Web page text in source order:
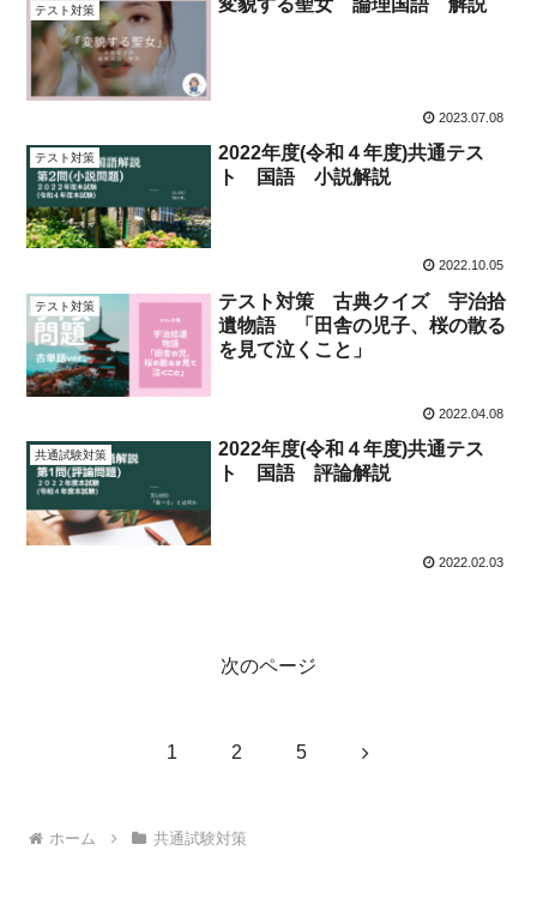
テスト対策 変貌する聖女 論理国語 解説
2023.07.08
テスト対策
2022年度(令和４年度)共通テス
ト 国語 小説解説
2022.10.05
テスト対策
テスト対策 古典クイズ 宇治拾
遺物語 「田舎の児子、桜の散る
を見て泣くこと」
2022.04.08
共通試験対策
2022年度(令和４年度)共通テス
ト 国語 評論解説
2022.02.03
次のページ
1 2 5 次
ホーム 共通試験対策